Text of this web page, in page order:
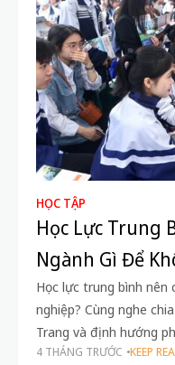
HỌC TẬP
Học Lực Trung
Ngành Gì Để
Học lực trung bình
nghiệp? Cùng nghe
Trang và định hướng
4 THÁNG TRƯỚC KEEP